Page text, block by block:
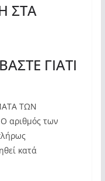
ΣΤΑ
ΓΙΑΤΙ
ΤΩΝ
αριθμός των
κατά